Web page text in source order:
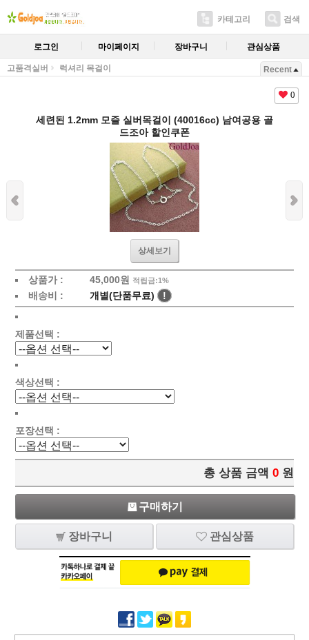
카테고리 검색
로그인 마이페이지 장바구니 관심상품
고품격실버 럭셔리 목걸이 Recent
0
세련된 1.2mm 모즐 실버목걸이 (40016cc) 남여공용 골
드조아 할인쿠폰
상세보기
상품가 : 45,000원 적립금:1%
배송비 : 개별(단품무료) !
제품선택 :
색상선택 :
포장선택 :
총 상품 금액 0 원
구매하기
장바구니 관심상품